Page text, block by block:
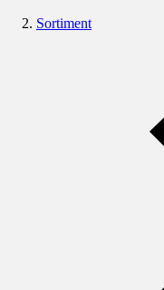
Sortiment